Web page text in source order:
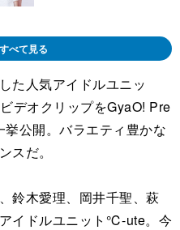
べて見る
た人気アイドルユニッ
デオクリップをGyaO! Pre
公開。バラエティ豊かな
スだ。
鈴木愛理、岡井千聖、萩
イドルユニット℃-ute。今